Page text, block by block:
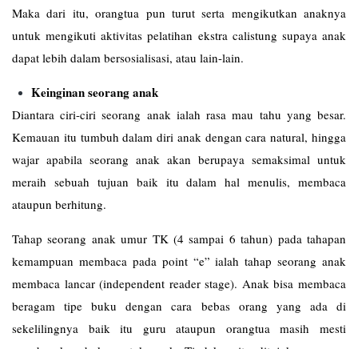
Maka dari itu, orangtua pun turut serta mengikutkan anaknya
untuk mengikuti aktivitas pelatihan ekstra calistung supaya anak
dapat lebih dalam bersosialisasi, atau lain-lain.
Keinginan seorang anak
Diantara ciri-ciri seorang anak ialah rasa mau tahu yang besar.
Kemauan itu tumbuh dalam diri anak dengan cara natural, hingga
wajar apabila seorang anak akan berupaya semaksimal untuk
meraih sebuah tujuan baik itu dalam hal menulis, membaca
ataupun berhitung.
Tahap seorang anak umur TK (4 sampai 6 tahun) pada tahapan
kemampuan membaca pada point “e” ialah tahap seorang anak
membaca lancar (independent reader stage). Anak bisa membaca
beragam tipe buku dengan cara bebas orang yang ada di
sekelilingnya baik itu guru ataupun orangtua masih mesti